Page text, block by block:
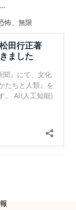
怖、無限